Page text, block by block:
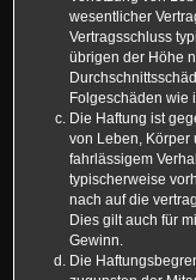
wesentlicher
Vertragsschluss
übrigen der Höhe
Folgeschäden wie
Die Haftung ist
von Leben, Körper
fahrlässigem
typischerweise
nach auf die
Dies gilt auch für
Gewinn.
Die